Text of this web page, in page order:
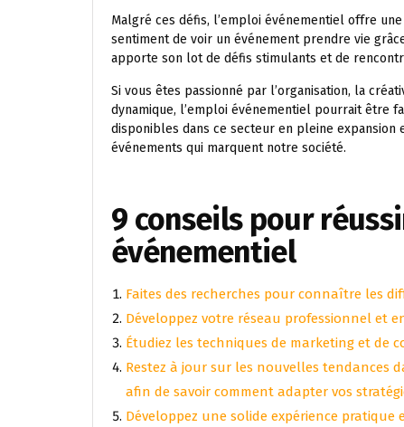
Malgré ces défis, l’emploi événementiel offre
sentiment de voir un événement prendre vie
apporte son lot de défis stimulants et de
Si vous êtes passionné par l’organisation, la
dynamique, l’emploi événementiel pourrait être
disponibles dans ce secteur en pleine
événements qui marquent notre société.
9 conseils pour
événementiel
Faites des recherches pour connaître les
Développez votre réseau professionnel et
Étudiez les techniques de marketing et de
Restez à jour sur les nouvelles tendances
afin de savoir comment adapter vos
Développez une solide expérience